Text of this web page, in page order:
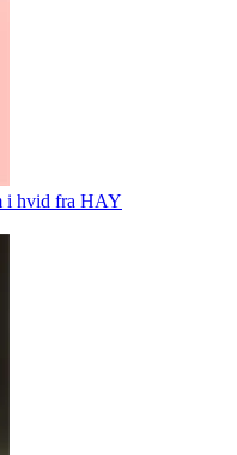
i hvid fra HAY